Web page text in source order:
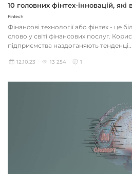
10 головних фінтех-інновацій, які
Fintech
Фінансові технології або фінтех - це
слово у світі фінансових послуг.
підприємства наздоганяють тенденці...
12.10.23 13 254 1